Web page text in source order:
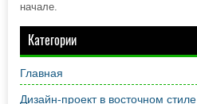
начале.
Категории
Главная
Дизайн-проект в восточном стиле